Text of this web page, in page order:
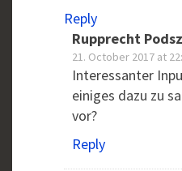
Reply
Rupprecht
21. October 2017 at
Interessanter
einiges dazu zu
vor?
Reply